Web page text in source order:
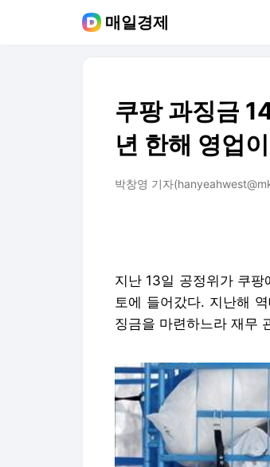
매일경제
쿠팡 과징금
년 한해 영업
박창영 기자
지난 13일 공정위가 쿠
토에 들어갔다. 지난해
징금을 마련하느라 재무